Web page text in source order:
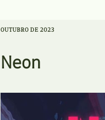
OUTUBRO DE 2023
Neon